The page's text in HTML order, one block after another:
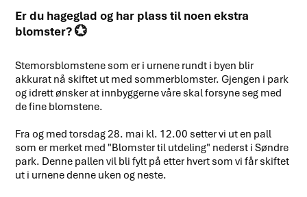
Er du hageglad og har plass til noen ekstra
blomster? 💮
Stemorsblomstene som er i urnene rundt i byen blir
akkurat nå skiftet ut med sommerblomster. Gjengen i park
og idrett ønsker at innbyggerne våre skal forsyne seg med
de fine blomstene.
Fra og med torsdag 28. mai kl. 12.00 setter vi ut en pall
som er merket med "Blomster til utdeling" nederst i Søndre
park. Denne pallen vil bli fylt på etter hvert som vi får skiftet
ut i urnene denne uken og neste.